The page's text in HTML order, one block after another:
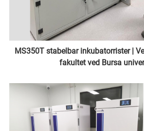
MS350T stabelbar inkubatorrister |
fakultet ved Bursa